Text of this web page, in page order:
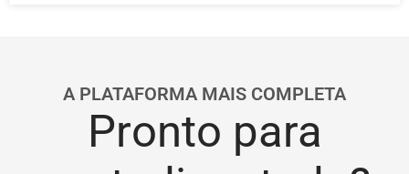
A PLATAFORMA MAIS COMPLETA
Pronto para